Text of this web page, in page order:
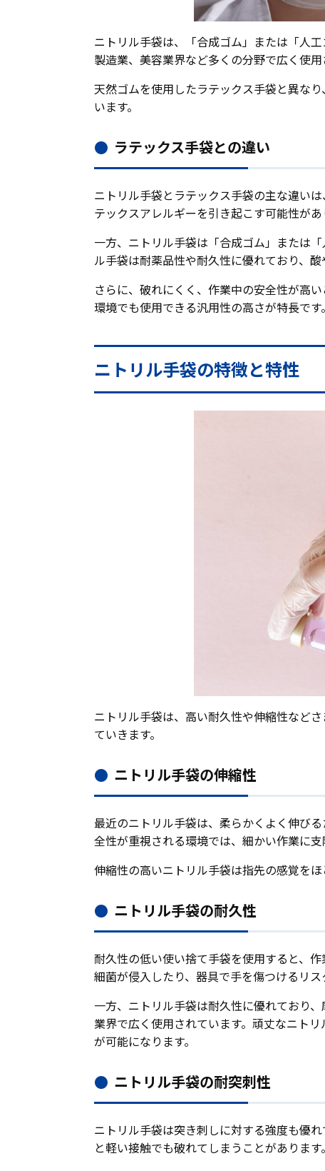
ニトリル手袋は、「合成ゴム」または「人
製造業、美容業界など多くの分野で広く使用
天然ゴムを使用したラテックス手袋と異な
います。
ラテックス手袋との違い
ニトリル手袋とラテックス手袋の主な違い
テックスアレルギーを引き起こす可能性があ
一方、ニトリル手袋は「合成ゴム」または
ル手袋は耐薬品性や耐久性に優れており、
さらに、破れにくく、作業中の安全性が高
環境でも使用できる汎用性の高さが特長です。
ニトリル手袋の特徴と特性
ニトリル手袋は、高い耐久性や伸縮性など
ていきます。
ニトリル手袋の伸縮性
最近のニトリル手袋は、柔らかくよく伸び
全性が重視される環境では、細かい作業に支
伸縮性の高いニトリル手袋は指先の感覚を
ニトリル手袋の耐久性
耐久性の低い使い捨て手袋を使用すると、
細菌が侵入したり、器具で手を傷つけるリス
一方、ニトリル手袋は耐久性に優れており
業界で広く使用されています。頑丈なニト
が可能になります。
ニトリル手袋の耐突刺性
ニトリル手袋は突き刺しに対する強度も優
と軽い接触でも破れてしまうことがあります。